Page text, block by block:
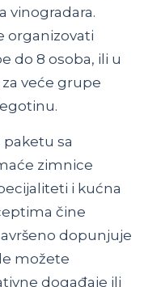
vinogradara.
organizovati
do 8 osoba, ili u
veće grupe
paketu sa
zimnice
i kućna
čine
dopunjuje
možete
događaje ili